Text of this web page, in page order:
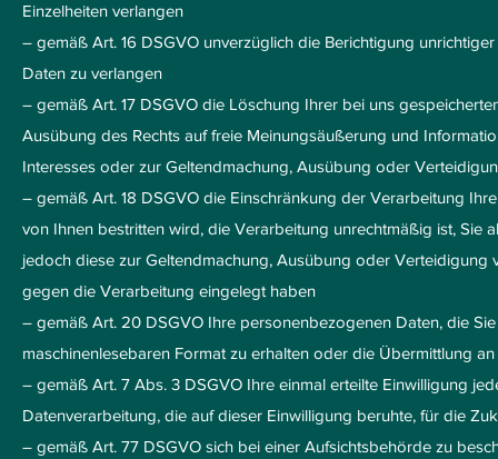
Einzelheiten verlangen
– gemäß Art. 16 DSGVO unverzüglich die Berichtigung
Daten zu verlangen
– gemäß Art. 17 DSGVO die Löschung Ihrer bei uns
Ausübung des Rechts auf freie Meinungsäußerung und
Interesses oder zur Geltendmachung, Ausübung oder
– gemäß Art. 18 DSGVO die Einschränkung der Verarbeitung
von Ihnen bestritten wird, die Verarbeitung unrechtmäßig ist, Sie
jedoch diese zur Geltendmachung, Ausübung oder
gegen die Verarbeitung eingelegt haben
– gemäß Art. 20 DSGVO Ihre personenbezogenen Daten, die
maschinenlesebaren Format zu erhalten oder die Übermittlung
– gemäß Art. 7 Abs. 3 DSGVO Ihre einmal erteilte Einwilligung
Datenverarbeitung, die auf dieser Einwilligung beruhte, für die
– gemäß Art. 77 DSGVO sich bei einer Aufsichtsbehörde zu